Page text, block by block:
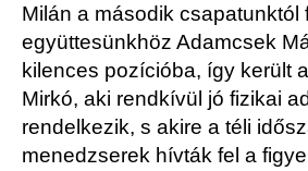
Milán a második csapatunktól
együttesünkhöz Adamcsek
kilences pozícióba, így került
Mirkó, aki rendkívül jó fizikai
rendelkezik, s akire a téli
menedzserek hívták fel a